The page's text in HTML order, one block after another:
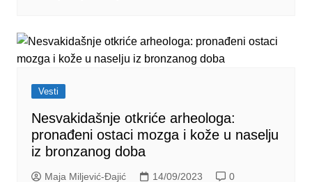
Vesti
Nesvakidašnje otkriće arheologa:
pronađeni ostaci mozga i kože u naselju
iz bronzanog doba
Maja Miljević-Đajić 14/09/2023 0